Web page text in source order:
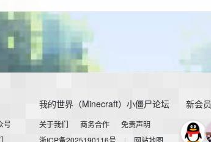
号
我的世界（Minecraft）小僵尸论坛
关于我们 商务合作
免责声明
浙ICP备2025190116号
| 网站地图
新会员